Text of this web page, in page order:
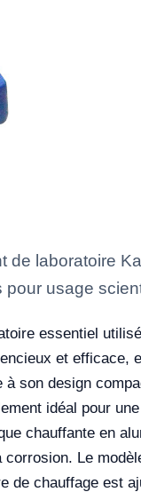
de laboratoire
usage
essentiel
et efficace,
à son design
idéal pour
chauffante en
Le
de chauffage est